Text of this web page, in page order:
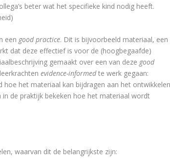
beter wat het specifieke kind nodig heeft.
een good practice. Dit is bijvoorbeeld materiaal, een
dat deze effectief is voor de (hoogbegaafde)
gemaakt over een van deze good
evidence-informedte werk gegaan:
het materiaal kan bijdragen aan het
in de praktijk bekeken hoe het materiaal wordt
waarvan dit de belangrijkste zijn: